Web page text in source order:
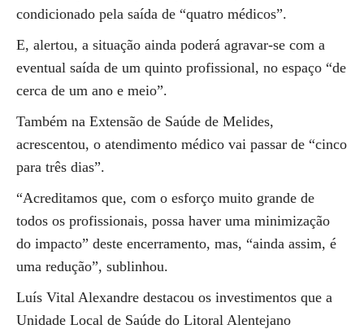
condicionado pela saída de “quatro médicos”.
E, alertou, a situação ainda poderá agravar-se com a
eventual saída de um quinto profissional, no espaço “de
cerca de um ano e meio”.
Também na Extensão de Saúde de Melides,
acrescentou, o atendimento médico vai passar de “cinco
para três dias”.
“Acreditamos que, com o esforço muito grande de
todos os profissionais, possa haver uma minimização
do impacto” deste encerramento, mas, “ainda assim, é
uma redução”, sublinhou.
Luís Vital Alexandre destacou os investimentos que a
Unidade Local de Saúde do Litoral Alentejano